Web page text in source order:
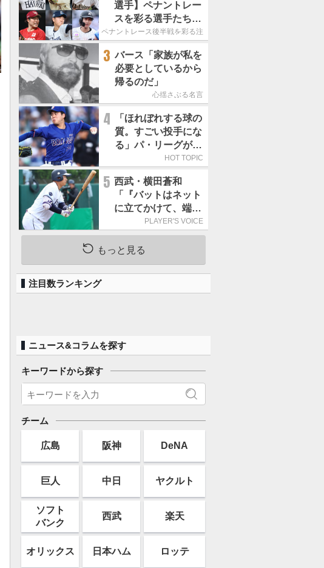
選手】ペナントレー
スを彩る選手たち
ここからが本当の勝
ペナントレース後半戦を彩る注目選手たち
3 バース「家族が私を
必要としているから
帰るのだ」
心揺さぶる名言
4
「ほれぼれする球の
質。すごい投手にな
る」パ・リーグが驚
いた「中日の左腕」
HOT TOPIC
5 西武・横田蒼和
「『バットはネット
に立てかけて、端に
置くんだぞ』と栗山
巧さんに教えていた
だきました」／憧れ
PLAYER'S VOICE
もっと見る
注目数ランキング
ニュース&コラムを探す
キーワードから探す
チーム
広島 阪神 DeNA
巨人 中日 ヤクルト
ソフト
バンク
西武 楽天
オリックス 日本ハム ロッテ